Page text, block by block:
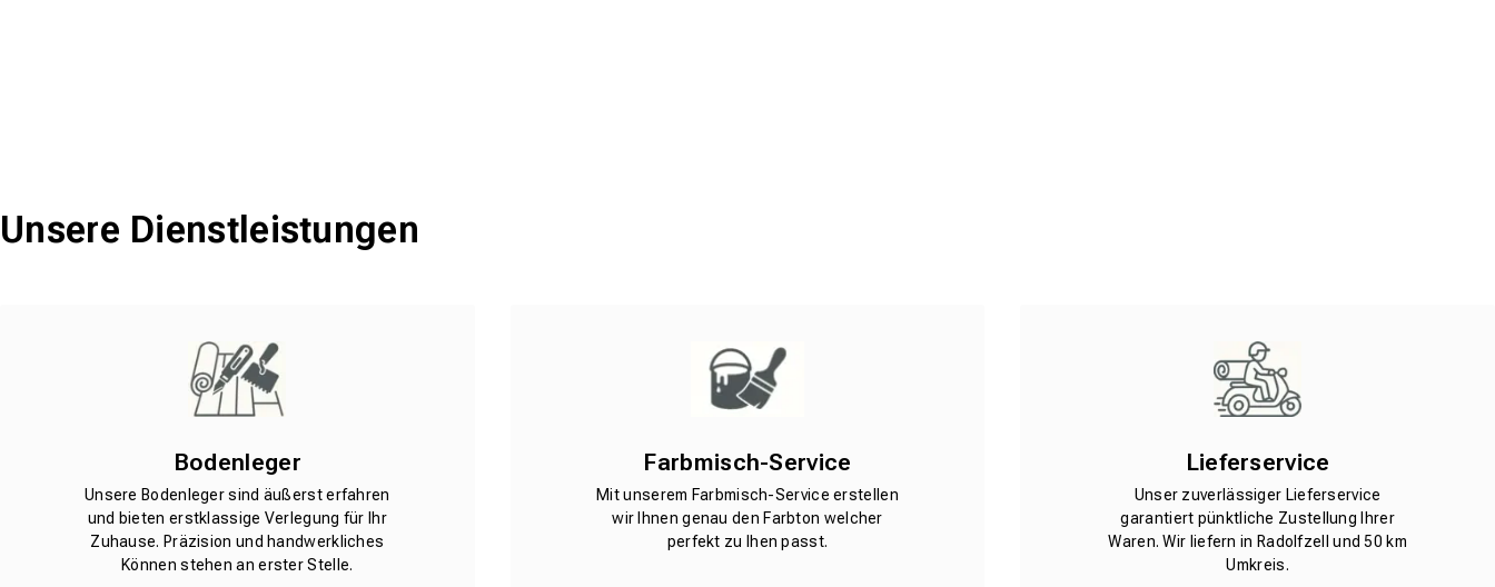
Unsere Dienstleistungen
Bodenleger
Unsere Bodenleger sind äußerst erfahren
und bieten erstklassige Verlegung für Ihr
Zuhause. Präzision und handwerkliches
Können stehen an erster Stelle.
Farbmisch-Service
Mit unserem Farbmisch-Service erstellen
wir Ihnen genau den Farbton welcher
perfekt zu Ihen passt.
Lieferservice
Unser zuverlässiger Lieferservice
garantiert pünktliche Zustellung Ihrer
Waren. Wir liefern in Radolfzell und 50 km
Umkreis.